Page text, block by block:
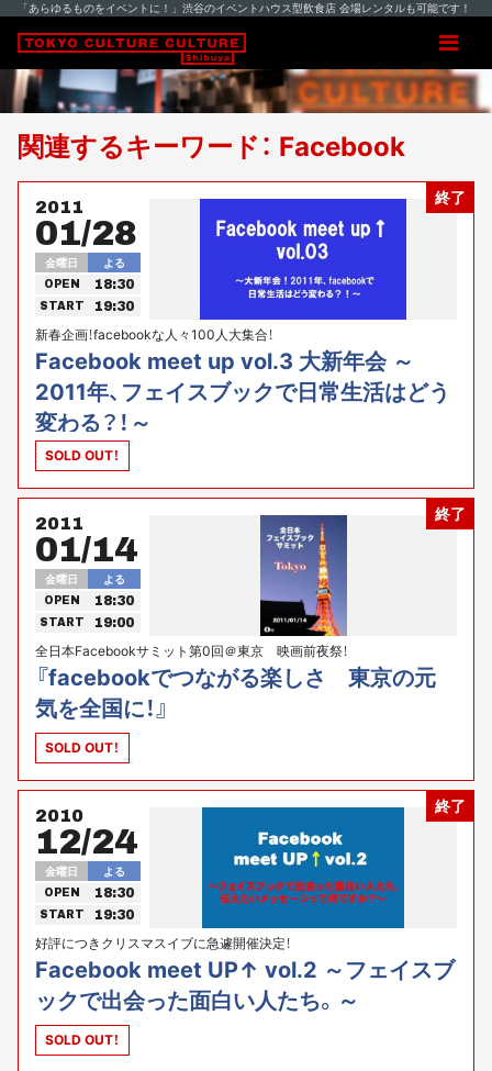
「あらゆるものをイベントに！」渋谷のイベントハウス型飲食店 会場レンタルも可能です！
関連するキーワード： Facebook
終了
2011
01/28
金曜日 よる
OPEN 18:30
START 19:30
新春企画！facebookな人々100人大集合！
Facebook meet up vol.3 大新年会 ～
2011年、フェイスブックで日常生活はどう
変わる？！～
SOLD OUT！
終了
2011
01/14
金曜日 よる
OPEN 18:30
START 19:00
全日本Facebookサミット第0回＠東京 映画前夜祭！
『facebookでつながる楽しさ 東京の元
気を全国に！』
SOLD OUT！
終了
2010
12/24
金曜日 よる
OPEN 18:30
START 19:30
好評につきクリスマスイブに急遽開催決定！
Facebook meet UP↑ vol.2 ～フェイスブ
ックで出会った面白い人たち。～
SOLD OUT！